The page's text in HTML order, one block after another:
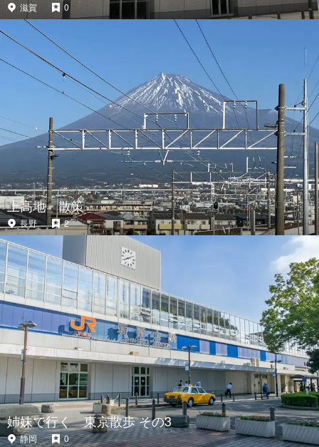
滋賀 0
上高地 散策
長野 2
姉妹で行く 東京散歩 その3
静岡 0